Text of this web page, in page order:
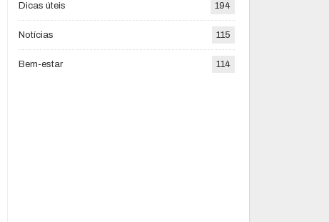
Dicas úteis 194
Notícias 115
Bem-estar 114